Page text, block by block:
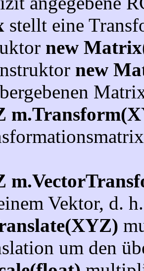
stellt eine
new
new
Vektor, d.
um den